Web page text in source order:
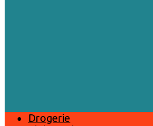
Drogerie